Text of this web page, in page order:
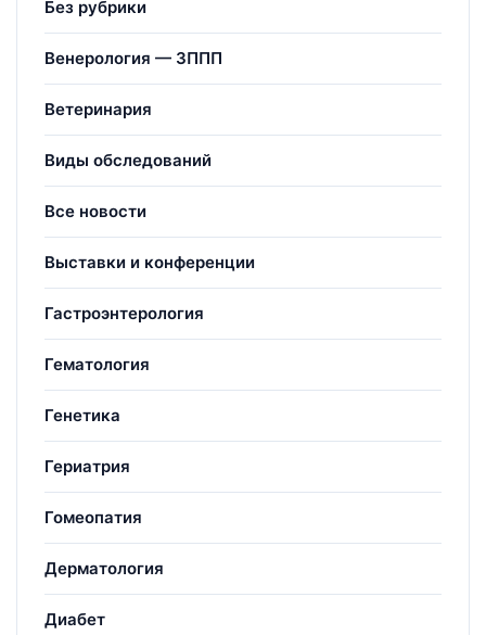
Без рубрики
Венерология — ЗППП
Ветеринария
Виды обследований
Все новости
Выставки и конференции
Гастроэнтерология
Гематология
Генетика
Гериатрия
Гомеопатия
Дерматология
Диабет